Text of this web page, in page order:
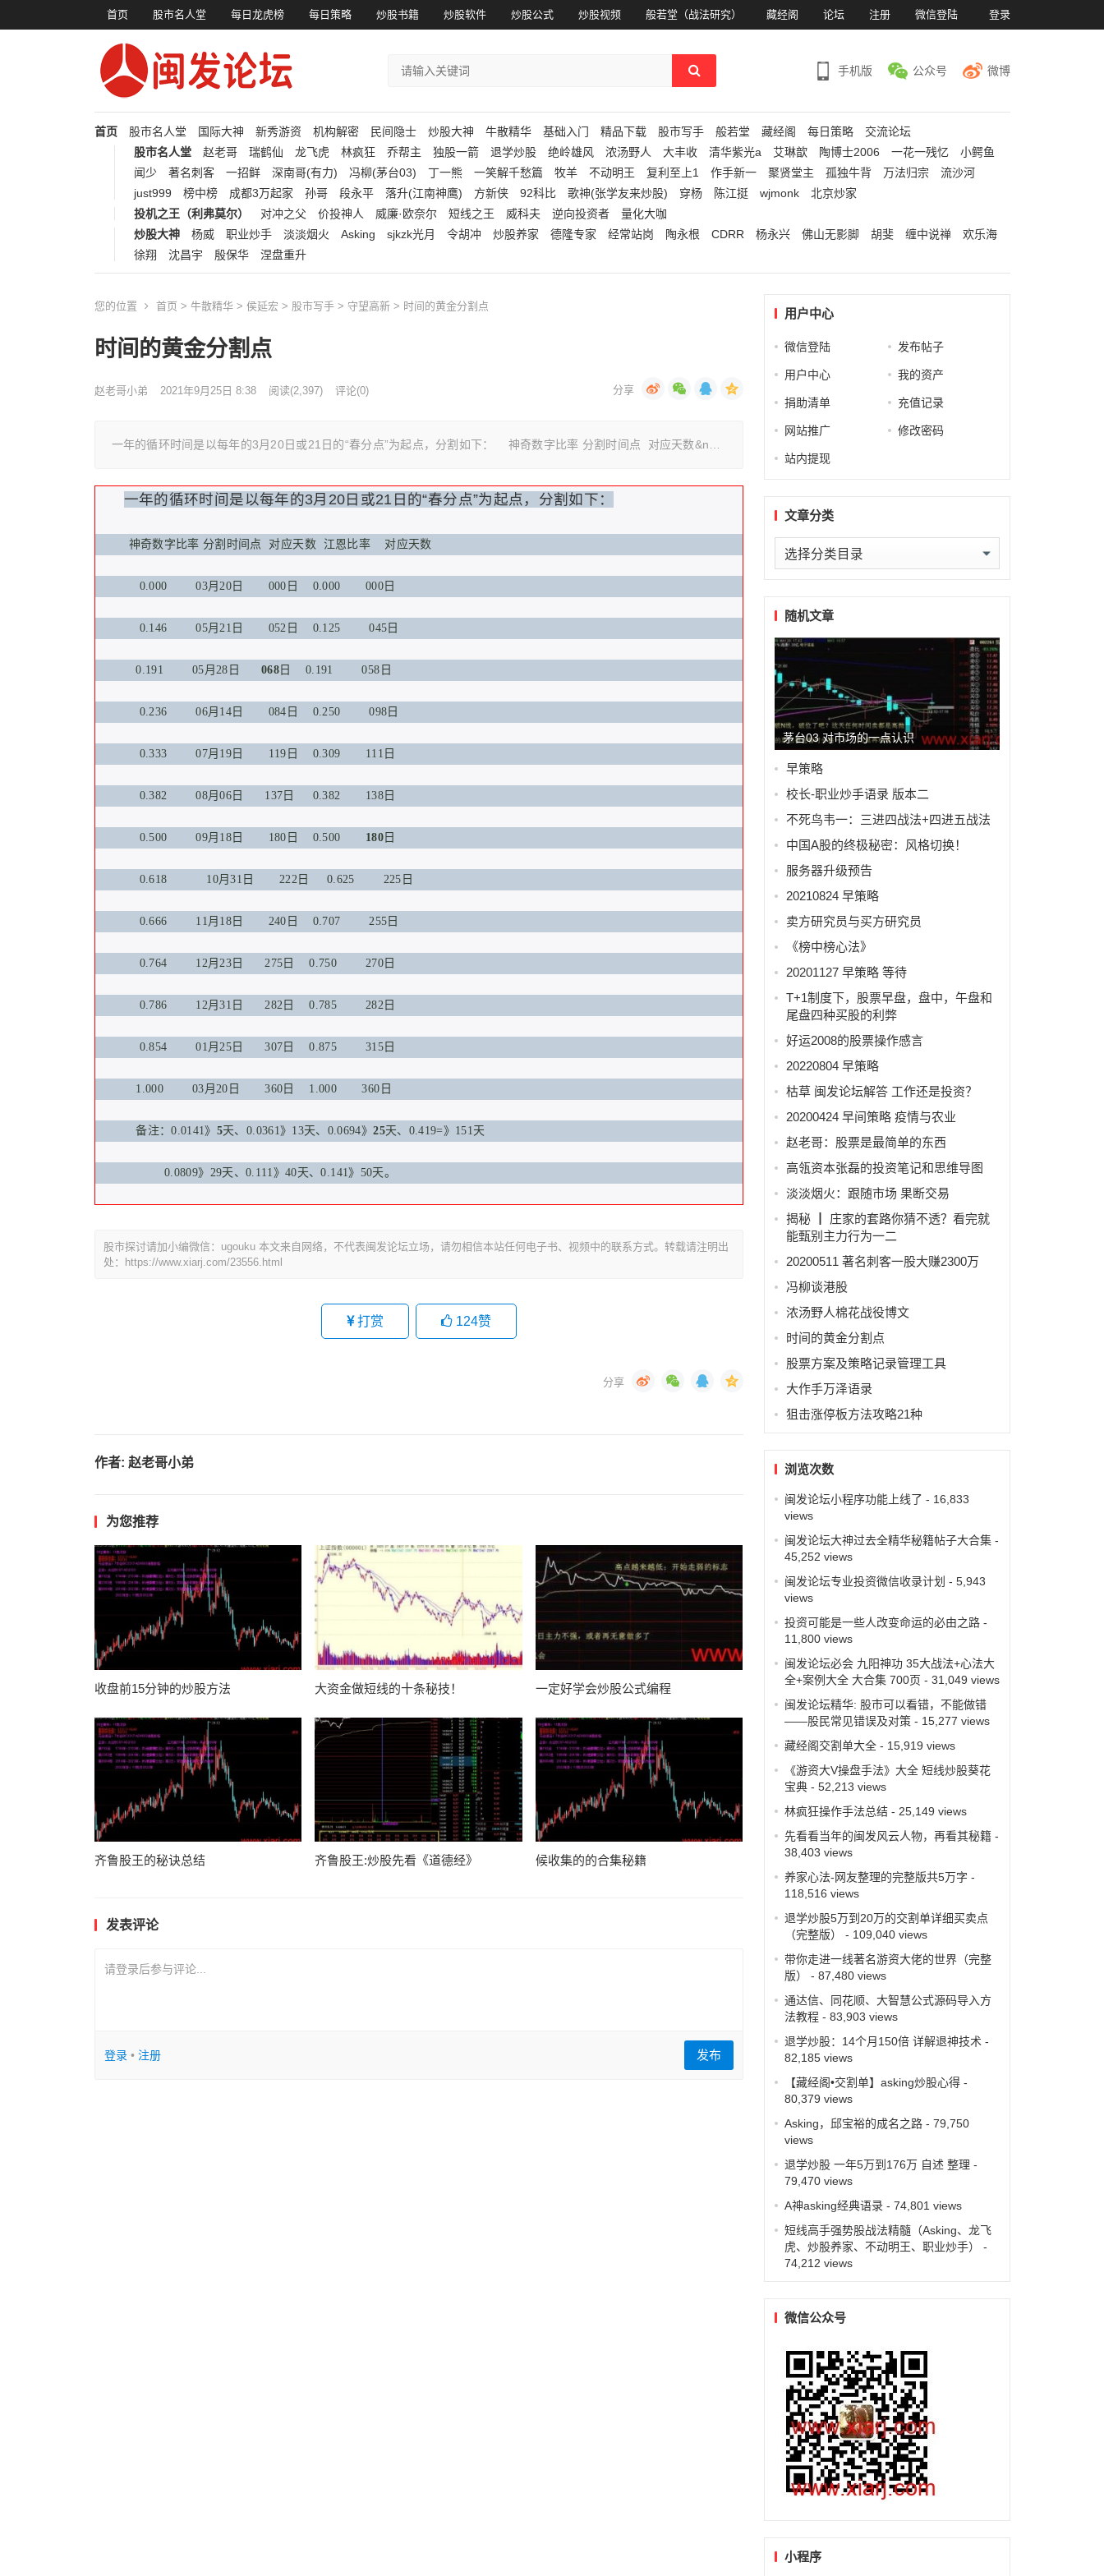
首页 股市名人堂 每日龙虎榜 每日策略 炒股书籍 炒股软件 炒股公式 炒股视频 般若堂（战法研究） 藏经阁 论坛 注册 微信登陆 登录
手机版 公众号 微博
首页 股市名人堂 国际大神 新秀游资 机构解密 民间隐士 炒股大神 牛散精华 基础入门 精品下载 股市写手 般若堂 藏经阁 每日策略
交流论坛
股市名人堂
赵老哥 瑞鹤仙 龙飞虎 林疯狂 乔帮主 独股一箭 退学炒股 绝岭雄风 浓汤野人 大丰收 清华紫光a 艾琳歆 陶博士2006 一花一残忆
小鳄鱼
闻少
著名刺客 一招鲜 深南哥(有力) 冯柳(茅台03) 丁一熊 一笑解千愁篇 牧羊 不动明王 复利至上1 作手新一 聚贤堂主 孤独牛背 万法归宗
流沙河
just999
榜中榜 成都3万起家 孙哥 段永平 落升(江南神鹰) 方新侠 92科比 歌神(张学友来炒股) 穿杨 陈江挺 wjmonk
北京炒家
投机之王（利弗莫尔）
对冲之父 价投神人 威廉·欧奈尔 短线之王 威科夫 逆向投资者
量化大咖
炒股大神
杨威 职业炒手 淡淡烟火 Asking sjkzk光月 令胡冲 炒股养家 德隆专家 经常站岗 陶永根 CDRR 杨永兴 佛山无影脚 胡斐 缠中说禅
欢乐海
徐翔
沈昌宇 殷保华 涅盘重升
您的位置 首页 > 牛散精华> 侯延宏 > 股市写手> 守望高新 > 时间的黄金分割点
时间的黄金分割点
赵老哥小弟 2021年9月25日 8:38 阅读(2,397) 评论(0)
一年的循环时间是以每年的3月20日或21日的“春分点”为起点，分割如下： 神奇数字比率 分割时间点 对应天数&n…
一年的循环时间是以每年的3月20日或21日 的“春分点”为起点，分割如下：
神奇数字比率 分割时间点 对应天数 江恩比率 对应天数
0.000 03月20日 000日 0.000 000日
0.146 05月21日 052日 0.125 045日
0.191 05月28日068 日 0.191 058日
0.236 06月14日 084日 0.250 098日
0.333 07月19日 119日 0.309 111日
0.382 08月06日 137日 0.382 138日
0.500 09月18日 180日 0.500 180日
0.618 10月31日 222日 0.625 225日
0.666 11月18日 240日 0.707 255日
0.764 12月23日 275日 0.750 270日
0.786 12月31日 282日 0.785 282日
0.854 01月25日 307日 0.875 315日
1.000 03月20日 360日 1.000 360日
备注：0.0141》 5天、0.0361》13天、0.0694》25天、0.419=》 151天
0.0809》29天、 0.111》40天、0.141》50天。
股市探讨请加小编微信：ugouku 本文来自网络，不代表闽发论坛立场，请勿相信本站任何电子书、视频中的联系方式。转载请注明出
处：https://www.xiarj.com/23556.html
打赏 124赞
作者: 赵老哥小弟
为您推荐
收盘前15分钟的炒股方法 大资金做短线的十条秘技！ 一定好学会炒股公式编程
齐鲁股王的秘诀总结 齐鲁股王:炒股先看《道德经》 候收集的的合集秘籍
发表评论
请登录后参与评论...
登录• 注册 发布
用户中心
微信登陆 发布帖子
用户中心 我的资产
捐助清单 充值记录
网站推广 修改密码
站内提现
文章分类
文
章
类随机文章
茅台03 对市场的一点认识
早策略
校长-职业炒手语录 版本二
不死鸟韦一：三进四战法+四进五战法
中国A股的终极秘密：风格切换！
服务器升级预告
20210824 早策略
卖方研究员与买方研究员
《榜中榜心法》
20201127 早策略 等待
T+1制度下，股票早盘，盘中，午盘和
尾盘四种买股的利弊
好运2008的股票操作感言
20220804 早策略
枯草 闽发论坛解答 工作还是投资？
20200424 早间策略 疫情与农业
赵老哥：股票是最简单的东西
高瓴资本张磊的投资笔记和思维导图
淡淡烟火：跟随市场 果断交易
揭秘 ┃ 庄家的套路你猜不透？看完就
能甄别主力行为一二
20200511 著名刺客一股大赚2300万
冯柳谈港股
浓汤野人棉花战役博文
时间的黄金分割点
股票方案及策略记录管理工具
大作手万泽语录
狙击涨停板方法攻略21种
浏览次数
闽发论坛小程序功能上线了 - 16,833
views
闽发论坛大神过去全精华秘籍帖子大合集-
45,252 views
闽发论坛专业投资微信收录计划 - 5,943
views
投资可能是一些人改变命运的必由之路-
11,800 views
闽发论坛必会 九阳神功 35大战法+心法大
全+案例大全 大合集 700页 - 31,049 views
闽发论坛精华: 股市可以看错，不能做错
——股民常见错误及对策- 15,277 views
藏经阁交割单大全- 15,919 views
《游资大V操盘手法》大全 短线炒股葵花
宝典- 52,213 views
林疯狂操作手法总结- 25,149 views
先看看当年的闽发风云人物，再看其秘籍-
38,403 views
养家心法-网友整理的完整版共5万字 -
118,516 views
退学炒股5万到20万的交割单详细买卖点
（完整版）
- 109,040 views
带你走进一线著名游资大佬的世界（完整
版）
- 87,480 views
通达信、同花顺、大智慧公式源码导入方
法教程- 83,903 views
退学炒股：14个月150倍 详解退神技术 -
82,185 views
【藏经阁•交割单】asking炒股心得-
80,379 views
Asking，邱宝裕的成名之路- 79,750
views
退学炒股 一年5万到176万 自述 整理 -
79,470 views
A神asking经典语录- 74,801 views
短线高手强势股战法精髓（Asking、龙飞
虎、炒股养家、不动明王、职业炒手）
-
74,212 views
微信公众号
小程序